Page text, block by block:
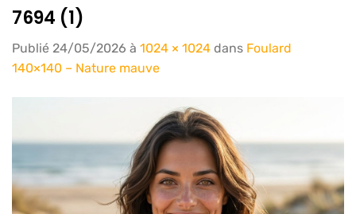
7694 (1)
Publié 24/05/2026 à 1024 × 1024 dans Foulard
140×140 – Nature mauve